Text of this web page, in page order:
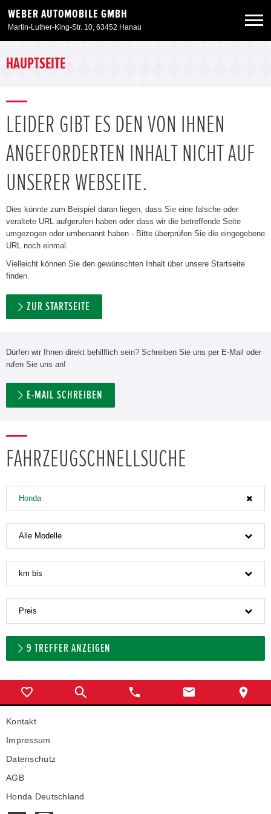
WEBER AUTOMOBILE GMBH
Martin-Luther-King-Str. 10, 63452 Hanau
Neuwagen
Angebote
Unser Autohaus
HAUPTSEITE
LEIDER GIBT ES DEN VON IHNEN
ANGEFORDERTEN INHALT NICHT AUF
UNSERER WEBSEITE.
Dies könnte zum Beispiel daran liegen, dass Sie eine falsche oder
veraltete URL aufgerufen haben oder dass wir die betreffende Seite
umgezogen oder umbenannt haben - Bitte überprüfen Sie die eingegebene
URL noch einmal.
Vielleicht können Sie den gewünschten Inhalt über unsere Startseite
finden.
ZUR STARTSEITE
Dürfen wir Ihnen direkt behilflich sein? Schreiben Sie uns per E-Mail oder
rufen Sie uns an!
E-MAIL SCHREIBEN
FAHRZEUGSCHNELLSUCHE
Honda
Alle Modelle
km bis
Preis
9 TREFFER ANZEIGEN
Kontakt
Impressum
Datenschutz
AGB
Honda Deutschland